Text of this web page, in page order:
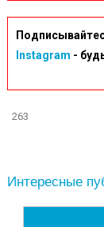
Instagram -
263
Интересные